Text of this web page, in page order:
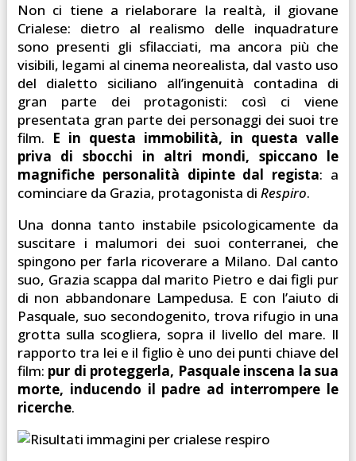
Non ci tiene a rielaborare la realtà, il giovane
Crialese: dietro al realismo delle inquadrature
sono presenti gli sfilacciati, ma ancora più che
visibili, legami al cinema neorealista, dal vasto uso
del dialetto siciliano all’ingenuità contadina di
gran parte dei protagonisti: così ci viene
presentata gran parte dei personaggi dei suoi tre
film. E in questa immobilità, in questa valle
priva di sbocchi in altri mondi, spiccano le
magnifiche personalità dipinte dal regista: a
cominciare da Grazia, protagonista di Respiro.
Una donna tanto instabile psicologicamente da
suscitare i malumori dei suoi conterranei, che
spingono per farla ricoverare a Milano. Dal canto
suo, Grazia scappa dal marito Pietro e dai figli pur
di non abbandonare Lampedusa. E con l’aiuto di
Pasquale, suo secondogenito, trova rifugio in una
grotta sulla scogliera, sopra il livello del mare. Il
rapporto tra lei e il figlio è uno dei punti chiave del
film: pur di proteggerla, Pasquale inscena la sua
morte, inducendo il padre ad interrompere le
ricerche.